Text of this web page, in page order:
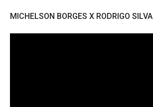
MICHELSON BORGES X RODRIGO SILVA